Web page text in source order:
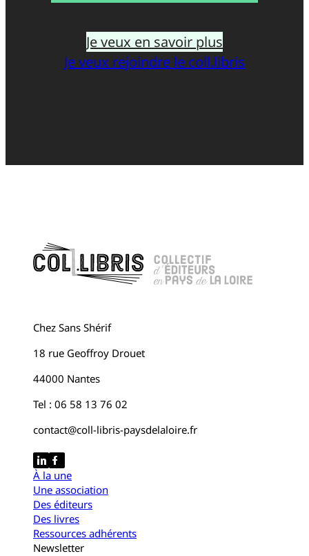
Je veux en savoir plus
Je veux rejoindre le coll.libris
Chez Sans Shérif
18 rue Geoffroy Drouet
44000 Nantes
Tel : 06 58 13 76 02
contact@coll-libris-paysdelaloire.fr
À la une
Une association
Des éditeurs
Des livres
Ressources adhérents
Newsletter